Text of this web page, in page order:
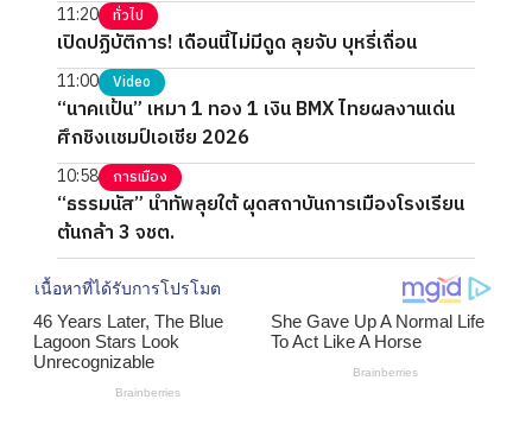
11:20 ทั่วไป
เปิดปฏิบัติการ! เดือนนี้ไม่มีดูด ลุยจับ บุหรี่เถื่อน
11:00 Video
“นาคแป้น” เหมา 1 ทอง 1 เงิน BMX ไทยผลงานเด่น
ศึกชิงแชมป์เอเชีย 2026
10:58 การเมือง
“ธรรมนัส” นำทัพลุยใต้ ผุดสถาบันการเมืองโรงเรียน
ต้นกล้า 3 จชต.